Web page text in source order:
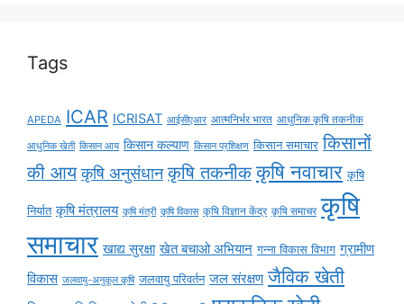
Tags
APEDA ICAR ICRISAT आईसीएआर आत्मनिर्भर भारत आधुनिक कृषि तकनीक
आधुनिक खेती किसान आय किसान कल्याण किसान प्रशिक्षण किसान समाचार किसानों
की आय कृषि अनुसंधान कृषि तकनीक कृषि नवाचार कृषि
निर्यात कृषि मंत्रालय कृषि मंत्री कृषि विकास कृषि विज्ञान केंद्र कृषि समाचर कृषि
समाचार खाद्य सुरक्षा खेत बचाओ अभियान गन्ना विकास विभाग ग्रामीण
विकास जलवायु-अनुकूल कृषि जलवायु परिवर्तन जल संरक्षण जैविक खेती